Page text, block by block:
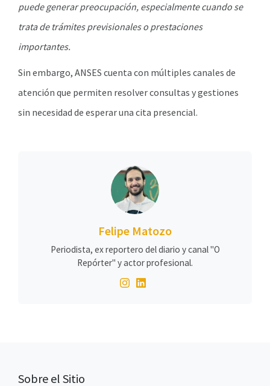
puede generar preocupación, especialmente cuando se
trata de trámites previsionales o prestaciones
importantes.
Sin embargo, ANSES cuenta con múltiples canales de
atención que permiten resolver consultas y gestiones
sin necesidad de esperar una cita presencial.
Felipe Matozo
Periodista, ex reportero del diario y canal "O
Repórter" y actor profesional.
Sobre el Sitio